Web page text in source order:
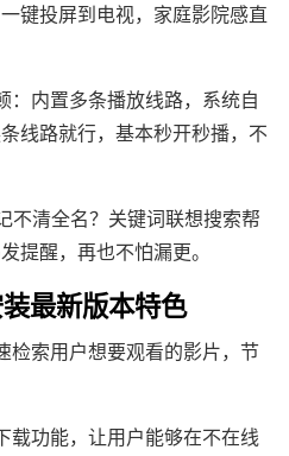
键投屏到电视，家庭影院感直
：内置多条播放线路，系统自
线路就行，基本秒开秒播，不
不清全名？关键词联想搜索帮
提醒，再也不怕漏更。
最新版本特色
检索用户想要观看的影片，节
载功能，让用户能够在不在线